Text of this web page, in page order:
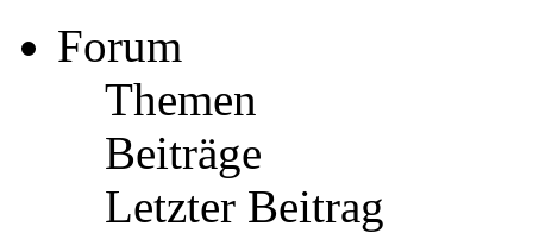
Forum
Themen
Beiträge
Letzter Beitrag